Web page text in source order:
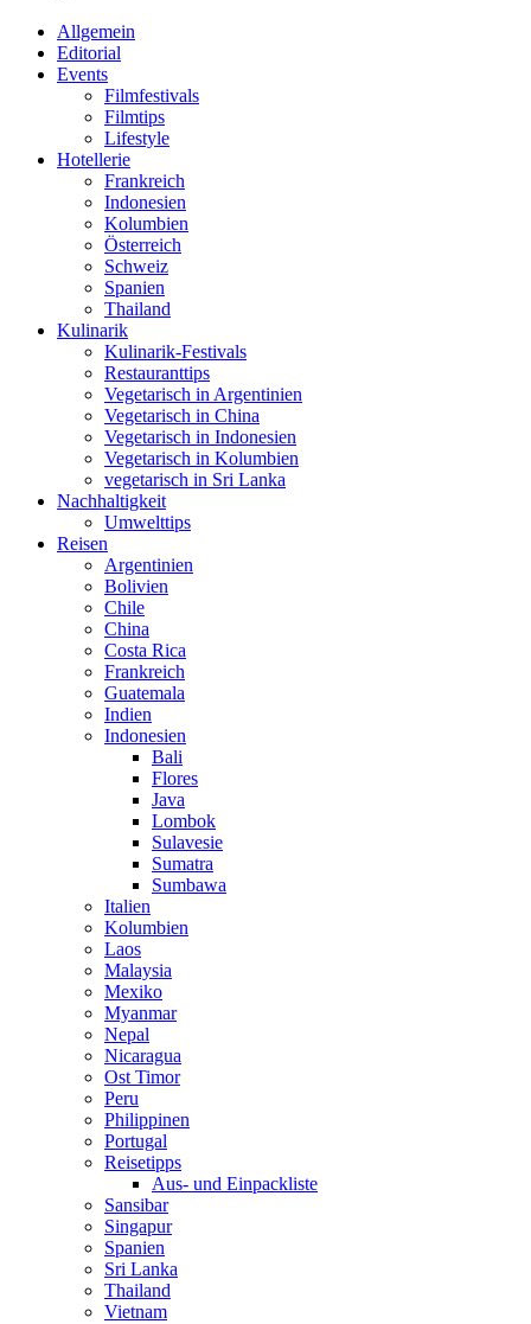
Allgemein
Editorial
Events
Filmfestivals
Filmtips
Lifestyle
Hotellerie
Frankreich
Indonesien
Kolumbien
Österreich
Schweiz
Spanien
Thailand
Kulinarik
Kulinarik-Festivals
Restauranttips
Vegetarisch in Argentinien
Vegetarisch in China
Vegetarisch in Indonesien
Vegetarisch in Kolumbien
vegetarisch in Sri Lanka
Nachhaltigkeit
Umwelttips
Reisen
Argentinien
Bolivien
Chile
China
Costa Rica
Frankreich
Guatemala
Indien
Indonesien
Bali
Flores
Java
Lombok
Sulavesie
Sumatra
Sumbawa
Italien
Kolumbien
Laos
Malaysia
Mexiko
Myanmar
Nepal
Nicaragua
Ost Timor
Peru
Philippinen
Portugal
Reisetipps
Aus- und Einpackliste
Sansibar
Singapur
Spanien
Sri Lanka
Thailand
Vietnam